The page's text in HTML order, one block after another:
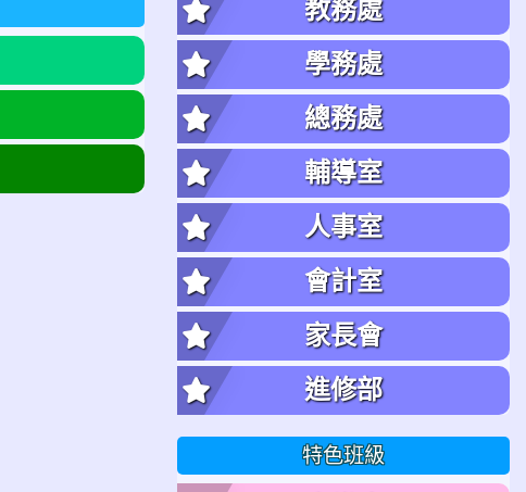
教務處
學務處
總務處
輔導室
人事室
會計室
家長會
進修部
特色班級